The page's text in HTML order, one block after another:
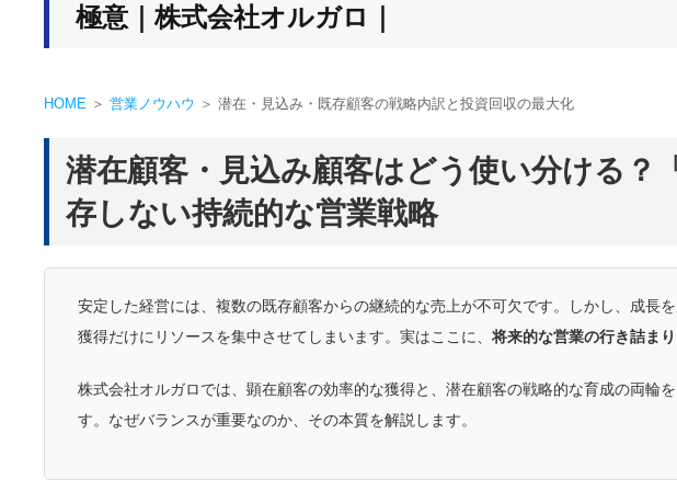
極意｜株式会社オルガロ｜
HOME ＞ 営業ノウハウ ＞ 潜在・見込み・既存顧客の戦略内訳と投資回収の最大化
潜在顧客・見込み顧客はどう使い分ける？
存しない持続的な営業戦略
安定した経営には、複数の既存顧客からの継続的な売上が不可欠です。しかし、成長
獲得だけにリソースを集中させてしまいます。実はここに、 将来的な営業の行き詰ま
株式会社オルガロでは、顕在顧客の効率的な獲得と、潜在顧客の戦略的な育成の両輪
す。なぜバランスが重要なのか、その本質を解説します。